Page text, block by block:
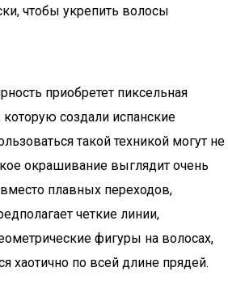
чтобы укрепить волосы
приобретет пиксельная
создали испанские
такой техникой могут не
окрашивание выглядит очень
плавных переходов,
четкие линии,
фигуры на волосах,
хаотично по всей длине прядей.